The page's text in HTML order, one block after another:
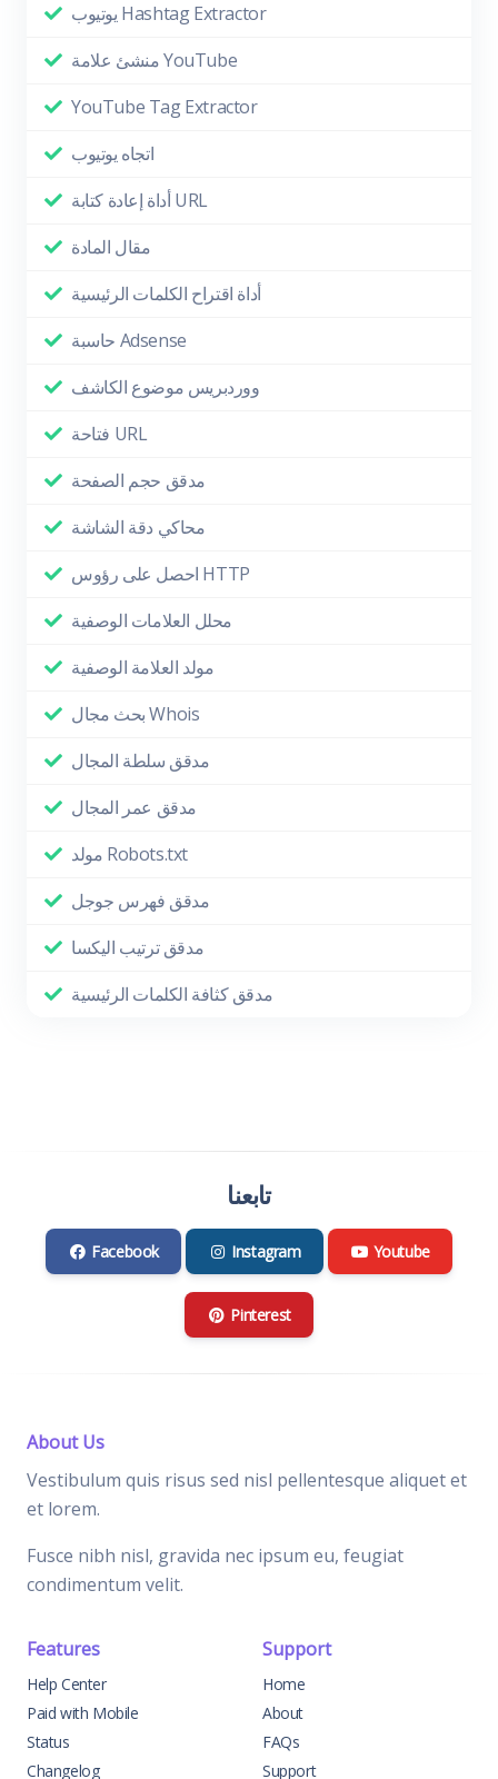
يوتيوب Hashtag Extractor
منشئ علامة YouTube
YouTube Tag Extractor
اتجاه يوتيوب
أداة إعادة كتابة URL
مقال المادة
أداة اقتراح الكلمات الرئيسية
حاسبة Adsense
ووردبريس موضوع الكاشف
فتاحة URL
مدقق حجم الصفحة
محاكي دقة الشاشة
احصل على رؤوس HTTP
محلل العلامات الوصفية
مولد العلامة الوصفية
بحث مجال Whois
مدقق سلطة المجال
مدقق عمر المجال
مولد Robots.txt
مدقق فهرس جوجل
مدقق ترتيب اليكسا
مدقق كثافة الكلمات الرئيسية
تابعنا
Facebook Instagram Youtube
Pinterest
About Us
Vestibulum quis risus sed nisl pellentesque aliquet et
et lorem.
Fusce nibh nisl, gravida nec ipsum eu, feugiat
condimentum velit.
Features
Help Center
Paid with Mobile
Status
Changelog
Support
Home
About
FAQs
Support